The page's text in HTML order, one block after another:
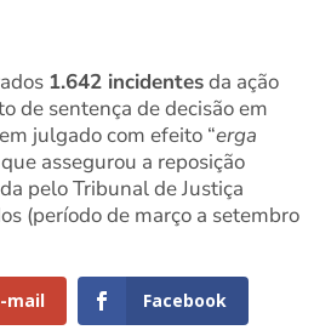
1.642 incidentesda ação
de sentença de decisão em
julgado com efeito “erga
assegurou a reposição
pelo Tribunal de Justiça
(período de março a setembro
mail Facebook